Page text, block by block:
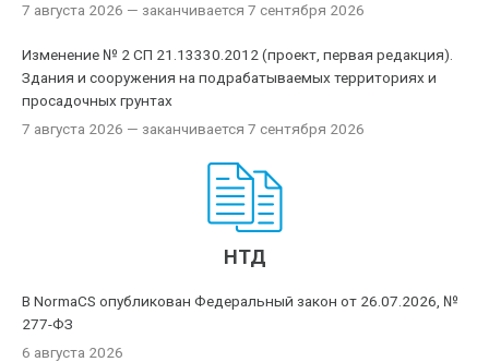
7 августа 2026 — заканчивается 7 сентября 2026
Изменение № 2 СП 21.13330.2012 (проект, первая редакция).
Здания и сооружения на подрабатываемых территориях и
просадочных грунтах
7 августа 2026 — заканчивается 7 сентября 2026
НТД
В NormaCS опубликован Федеральный закон от 26.07.2026, №
277-ФЗ
6 августа 2026